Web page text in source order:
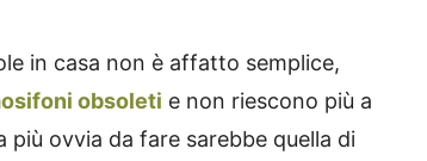
in casa non è affatto semplice,
obsoleti e non riescono più a
ovvia da fare sarebbe quella di